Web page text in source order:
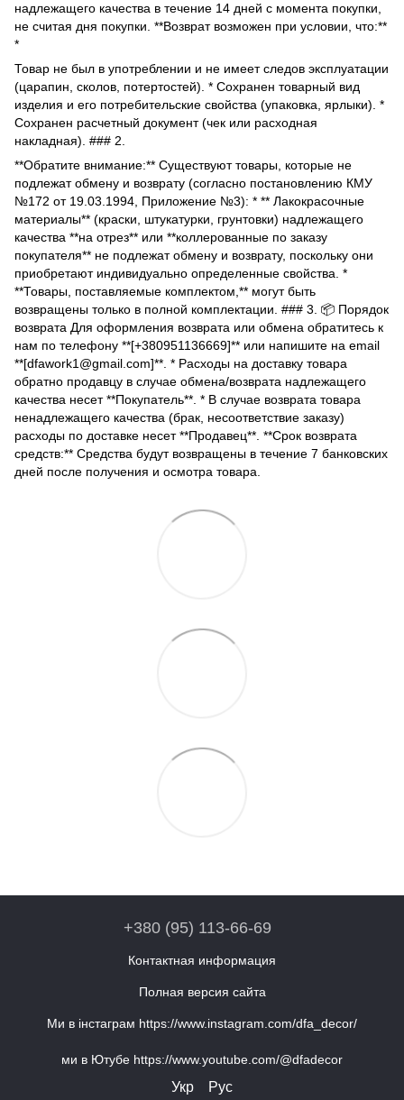
надлежащего качества в течение 14 дней с момента покупки,
не считая дня покупки. **Возврат возможен при условии, что:**
*
Товар не был в употреблении и не имеет следов эксплуатации
(царапин, сколов, потертостей). * Сохранен товарный вид
изделия и его потребительские свойства (упаковка, ярлыки). *
Сохранен расчетный документ (чек или расходная
накладная). ### 2.
**Обратите внимание:** Существуют товары, которые не
подлежат обмену и возврату (согласно постановлению КМУ
№172 от 19.03.1994, Приложение №3): * ** Лакокрасочные
материалы** (краски, штукатурки, грунтовки) надлежащего
качества **на отрез** или **коллерованные по заказу
покупателя** не подлежат обмену и возврату, поскольку они
приобретают индивидуально определенные свойства. *
**Товары, поставляемые комплектом,** могут быть
возвращены только в полной комплектации. ### 3. 📦 Порядок
возврата Для оформления возврата или обмена обратитесь к
нам по телефону **[+380951136669]** или напишите на email
**[dfawork1@gmail.com]**. * Расходы на доставку товара
обратно продавцу в случае обмена/возврата надлежащего
качества несет **Покупатель**. * В случае возврата товара
ненадлежащего качества (брак, несоответствие заказу)
расходы по доставке несет **Продавец**. **Срок возврата
средств:** Средства будут возвращены в течение 7 банковских
дней после получения и осмотра товара.
+380 (95) 113-66-69
Контактная информация
Полная версия сайта
Ми в інстаграм https://www.instagram.com/dfa_decor/
ми в Ютубе https://www.youtube.com/@dfadecor
Укр Рус